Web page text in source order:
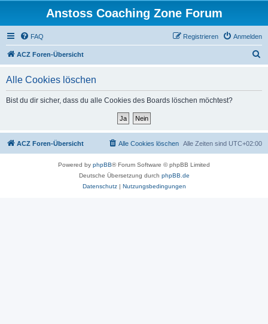
Anstoss Coaching Zone Forum
FAQ Anmelden
Registrieren
ACZ Foren-Übersicht
Alle Cookies löschen
Bist du dir sicher, dass du alle Cookies des Boards löschen möchtest?
ACZ Foren-Übersicht Alle Zeiten sind UTC+02:00
Alle Cookies löschen
Powered by phpBB® Forum Software © phpBB Limited
Deutsche Übersetzung durch phpBB.de
Datenschutz| Nutzungsbedingungen